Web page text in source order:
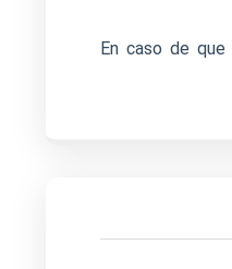
En caso de